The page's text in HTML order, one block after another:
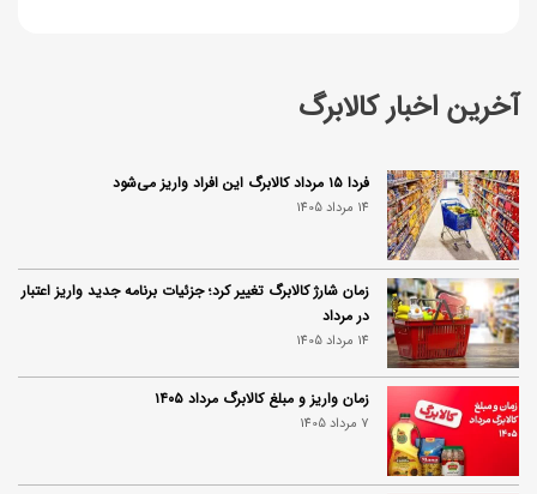
آخرین اخبار کالابرگ
فردا ۱۵ مرداد کالابرگ این افراد واریز می‌شود
14 مرداد 1405
زمان شارژ کالابرگ تغییر کرد؛ جزئیات برنامه جدید واریز اعتبار
در مرداد
14 مرداد 1405
زمان واریز و مبلغ کالابرگ مرداد ۱۴۰۵
7 مرداد 1405